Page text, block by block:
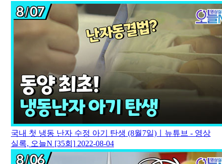
국내 첫 냉동 난자 수정 아기 탄생 (8월7일)ㅣ뉴튜브 - 영상
실록, 오늘N [35회] 2022-08-04